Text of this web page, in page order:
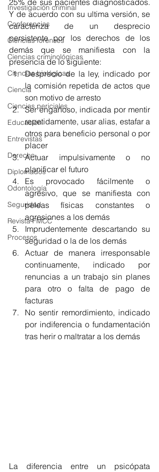
Investigación criminal
Conferencias
Ciencias forenses
Ciencias criminológicas
Ciencias biológicas
Ciencia
Ciencias periciales
Educación
Entrevistas
Derecho
Diplomados
Odontología
Seguridad
Revista FMCC
Procesos
25% de sus pacientes diagnosticados.
Y de acuerdo con su ultima versión, se
caracteriza de un desprecio
persistente por los derechos de los
demás que se manifiesta con la
presencia de lo siguiente:
Desprecio de la ley, indicado por
la comisión repetida de actos que
son motivo de arresto
Ser engañoso, indicada por mentir
repetidamente, usar alias, estafar a
otros para beneficio personal o por
placer
Actuar impulsivamente o no
planificar el futuro
Es provocado fácilmente o
agresivo, que se manifiesta con
peleas físicas constantes o
agresiones a los demás
Imprudentemente descartando su
seguridad o la de los demás
Actuar de manera irresponsable
continuamente, indicado por
renuncias a un trabajo sin planes
para otro o falta de pago de
facturas
No sentir remordimiento, indicado
por indiferencia o fundamentación
tras herir o maltratar a los demás
La diferencia entre un psicópata